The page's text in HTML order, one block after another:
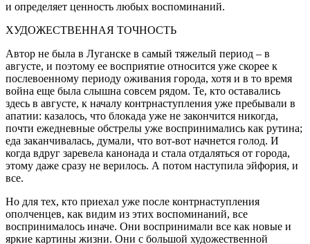
и определяет ценность любых воспоминаний.
ХУДОЖЕСТВЕННАЯ ТОЧНОСТЬ
Автор не была в Луганске в самый тяжелый период – в
августе, и поэтому ее восприятие относится уже скорее к
послевоенному периоду оживания города, хотя и в то время
война еще была слышна совсем рядом. Те, кто оставались
здесь в августе, к началу контрнаступления уже пребывали в
апатии: казалось, что блокада уже не закончится никогда,
почти ежедневные обстрелы уже воспринимались как рутина;
еда заканчивалась, думали, что вот-вот начнется голод. И
когда вдруг заревела канонада и стала отдаляться от города,
этому даже сразу не верилось. А потом наступила эйфория, и
все.
Но для тех, кто приехал уже после контрнаступления
ополченцев, как видим из этих воспоминаний, все
воспринималось иначе. Они воспринимали все как новые и
яркие картины жизни. Они с большой художественной